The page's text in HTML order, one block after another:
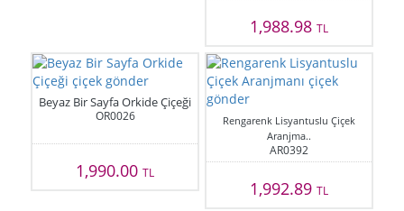
1,988.98 TL
Beyaz Bir Sayfa Orkide Çiçeği
OR0026
1,990.00TL
Rengarenk Lisyantuslu Çiçek
Aranjma..
AR0392
1,992.89 TL